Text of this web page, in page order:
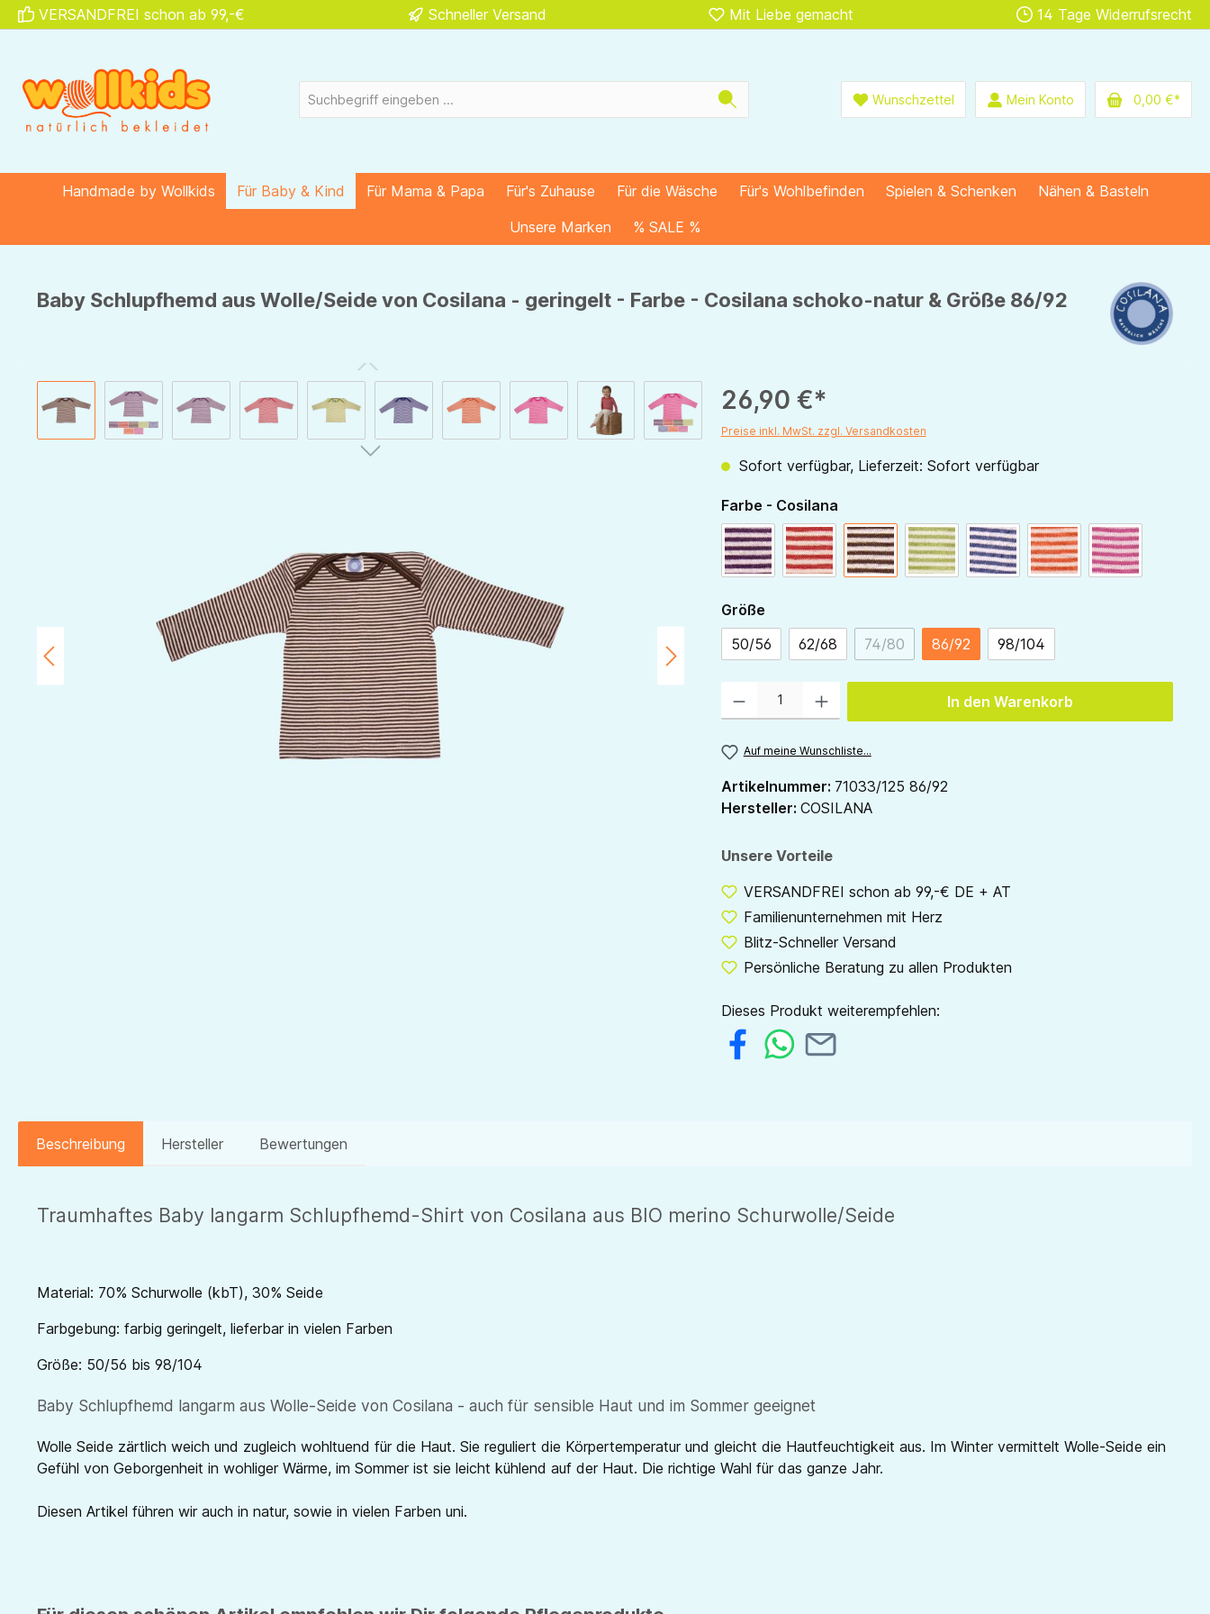
Zur Hauptnavigation springen
VERSANDFREI schon ab 99,-€ Schneller Versand Mit Liebe gemacht 14 Tage Widerrufsrecht
Wunschzettel Mein Konto 0,00 €*
Handmade by Wollkids Für Baby & Kind Für Mama & Papa Für's Zuhause Für die Wäsche Für's Wohlbefinden Spielen & Schenken
Nähen & Basteln
Unsere Marken
% SALE %
Baby Schlupfhemd aus Wolle/Seide von Cosilana - geringelt - Farbe - Cosilana schoko-natur & Größe 86/92
Bildergalerie überspringen 26,90 €*
Preise inkl. MwSt. zzgl. Versandkosten
Sofort verfügbar, Lieferzeit: Sofort verfügbar
Farbe - Cosilanaauswählen
pflaume-naturrot-naturschoko-naturgrün-naturmarine-naturorange-naturpink-natur
Größeauswählen
50/56
62/68 74/80(Diese Option ist zurzeit nicht verfügbar.)
86/92 98/104
In den Warenkorb
Auf meine Wunschliste...
Artikelnummer: 71033/125 86/92
Hersteller: COSILANA
Unsere Vorteile
VERSANDFREI schon ab 99,-€ DE + AT
Familienunternehmen mit Herz
Blitz-Schneller Versand
Persönliche Beratung zu allen Produkten
Dieses Produkt weiterempfehlen:
Beschreibung Hersteller Bewertungen
Traumhaftes Baby langarm Schlupfhemd-Shirt von Cosilana aus BIO merino Schurwolle/Seide
Material: 70% Schurwolle (kbT), 30% Seide
Farbgebung: farbig geringelt, lieferbar in vielen Farben
Größe: 50/56 bis 98/104
Baby Schlupfhemd langarm aus Wolle-Seide von Cosilana - auch für sensible Haut und im Sommer geeignet
Wolle Seide zärtlich weich und zugleich wohltuend für die Haut. Sie reguliert die Körpertemperatur und gleicht die Hautfeuchtigkeit aus. Im Winter vermittelt Wolle-Seide ein
Gefühl von Geborgenheit in wohliger Wärme, im Sommer ist sie leicht kühlend auf der Haut. Die richtige Wahl für das ganze Jahr.
Diesen Artikel führen wir auch in natur, sowie in vielen Farben uni.